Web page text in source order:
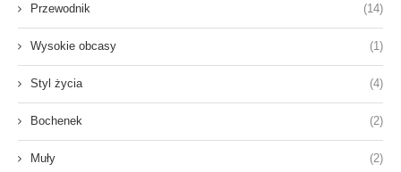
Przewodnik (14)
Wysokie obcasy (1)
Styl życia (4)
Bochenek (2)
Muły (2)